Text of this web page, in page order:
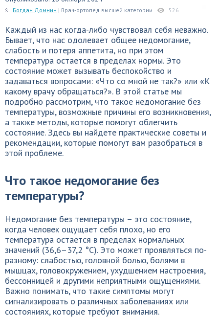
Богдан Домнин | Врач-ортопед высшей категории 526
Каждый из нас когда-либо чувствовал себя неважно.
Бывает, что нас одолевает общее недомогание,
слабость и потеря аппетита, но при этом
температура остается в пределах нормы. Это
состояние может вызывать беспокойство и
задаваться вопросами: «Что со мной не так?» или «К
какому врачу обращаться?». В этой статье мы
подробно рассмотрим, что такое недомогание без
температуры, возможные причины его возникновения,
а также методы, которые помогут облегчить
состояние. Здесь вы найдете практические советы и
рекомендации, которые помогут вам разобраться в
этой проблеме.
Что такое недомогание без
температуры?
Недомогание без температуры – это состояние,
когда человек ощущает себя плохо, но его
температура остается в пределах нормальных
значений (36,6–37,2 °C). Это может проявляться по-
разному: слабостью, головной болью, болями в
мышцах, головокружением, ухудшением настроения,
бессонницей и другими неприятными ощущениями.
Важно понимать, что такие симптомы могут
сигнализировать о различных заболеваниях или
состояниях, которые требуют внимания.